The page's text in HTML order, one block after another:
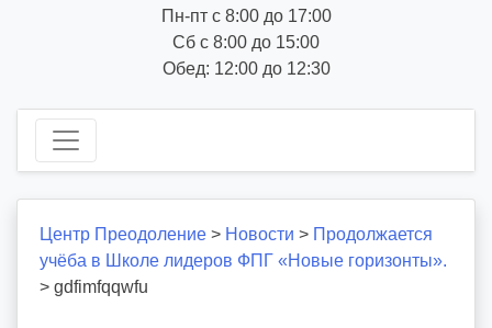
Пн-пт с 8:00 до 17:00
Сб с 8:00 до 15:00
Обед: 12:00 до 12:30
Центр Преодоление > Новости > Продолжается
учёба в Школе лидеров ФПГ «Новые горизонты».
> gdfimfqqwfu